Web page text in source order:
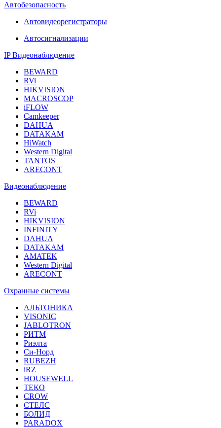
Автобезопасность
Автовидеорегистраторы
Автосигнализации
IP Видеонаблюдение
BEWARD
RVi
HIKVISION
MACROSCOP
iFLOW
Camkeeper
DAHUA
DATAKAM
HiWatch
Western Digital
TANTOS
ARECONT
Видеонаблюдение
BEWARD
RVi
HIKVISION
INFINITY
DAHUA
DATAKAM
AMATEK
Western Digital
ARECONT
Охранные системы
АЛЬТОНИКА
VISONIC
JABLOTRON
РИТМ
Риэлта
Си-Норд
RUBEZH
iRZ
HOUSEWELL
ТЕКО
CROW
СТЕЛС
БОЛИД
PARADOX